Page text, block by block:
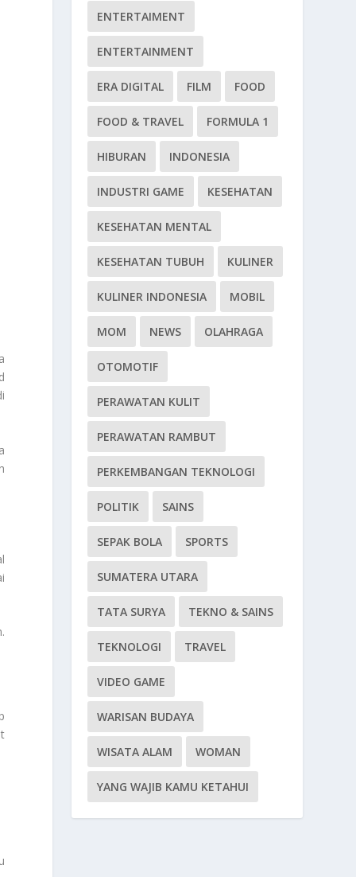
ENTERTAIMENT
ENTERTAINMENT
ERA DIGITAL FILM FOOD
FOOD & TRAVEL FORMULA 1
HIBURAN INDONESIA
INDUSTRI GAME KESEHATAN
KESEHATAN MENTAL
KESEHATAN TUBUH KULINER
KULINER INDONESIA MOBIL
MOM NEWS OLAHRAGA
OTOMOTIF
PERAWATAN KULIT
PERAWATAN RAMBUT
PERKEMBANGAN TEKNOLOGI
POLITIK SAINS
SEPAK BOLA SPORTS
SUMATERA UTARA
TATA SURYA TEKNO & SAINS
TEKNOLOGI TRAVEL
VIDEO GAME
WARISAN BUDAYA
WISATA ALAM WOMAN
YANG WAJIB KAMU KETAHUI